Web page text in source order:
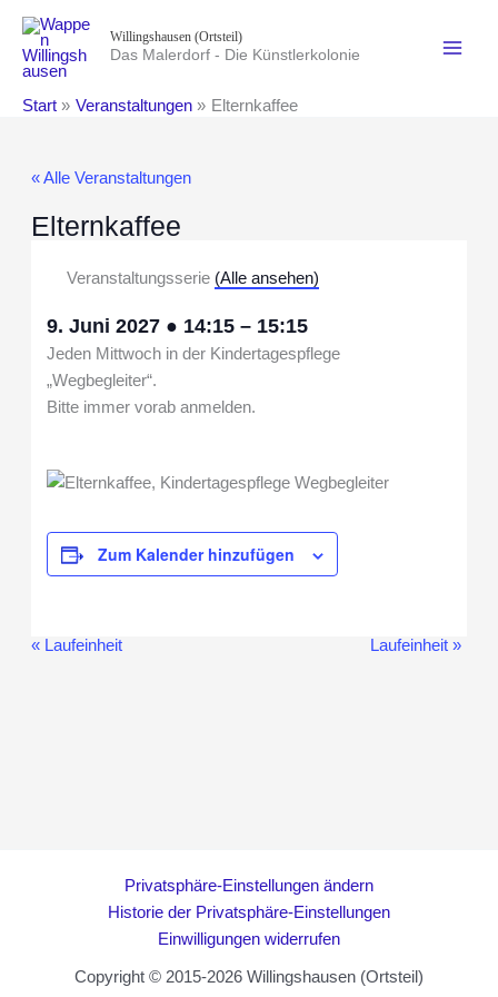
Inhalt
springen
Willingshausen (Ortsteil)
Das Malerdorf - Die Künstlerkolonie
Start Veranstaltungen Elternkaffee
« Alle Veranstaltungen
Elternkaffee
Veranstaltungsserie (Alle ansehen)
9. Juni 2027 ● 14:15– 15:15
Jeden Mittwoch in der Kindertagespflege
„Wegbegleiter“.
Bitte immer vorab anmelden.
Zum Kalender hinzufügen
Veranstaltung-
«Laufeinheit Laufeinheit»
Privatsphäre-Einstellungen ändern
Historie der Privatsphäre-Einstellungen
Einwilligungen widerrufen
Copyright © 2015-2026 Willingshausen (Ortsteil)